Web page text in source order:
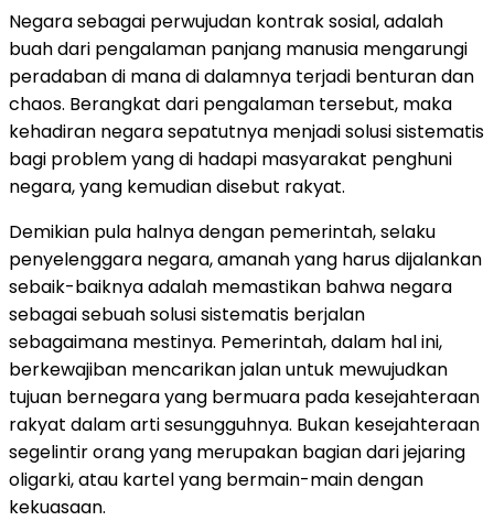
Negara sebagai perwujudan kontrak sosial, adalah
buah dari pengalaman panjang manusia mengarungi
peradaban di mana di dalamnya terjadi benturan dan
chaos. Berangkat dari pengalaman tersebut, maka
kehadiran negara sepatutnya menjadi solusi sistematis
bagi problem yang di hadapi masyarakat penghuni
negara, yang kemudian disebut rakyat.
Demikian pula halnya dengan pemerintah, selaku
penyelenggara negara, amanah yang harus dijalankan
sebaik-baiknya adalah memastikan bahwa negara
sebagai sebuah solusi sistematis berjalan
sebagaimana mestinya. Pemerintah, dalam hal ini,
berkewajiban mencarikan jalan untuk mewujudkan
tujuan bernegara yang bermuara pada kesejahteraan
rakyat dalam arti sesungguhnya. Bukan kesejahteraan
segelintir orang yang merupakan bagian dari jejaring
oligarki, atau kartel yang bermain-main dengan
kekuasaan.